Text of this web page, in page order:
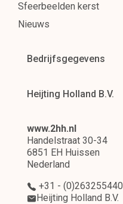
Sfeerbeelden kerst
Nieuws
Bedrijfsgegevens
Heijting Holland B.V.
www.2hh.nl
Handelstraat 30-34
6851 EH Huissen
Nederland
+31 - (0)263255440
Heijting Holland B.V.